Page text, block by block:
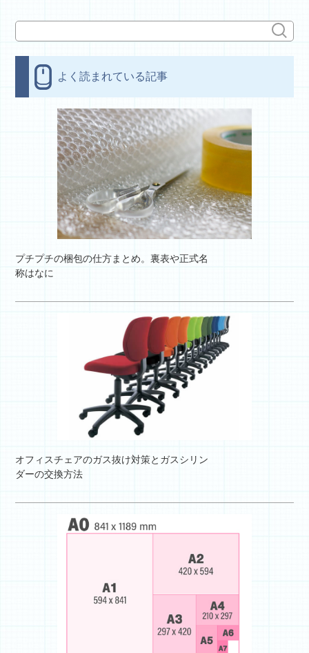
よく読まれている記事
プチプチの梱包の仕方まとめ。裏表や正式名
称はなに
オフィスチェアのガス抜け対策とガスシリン
ダーの交換方法